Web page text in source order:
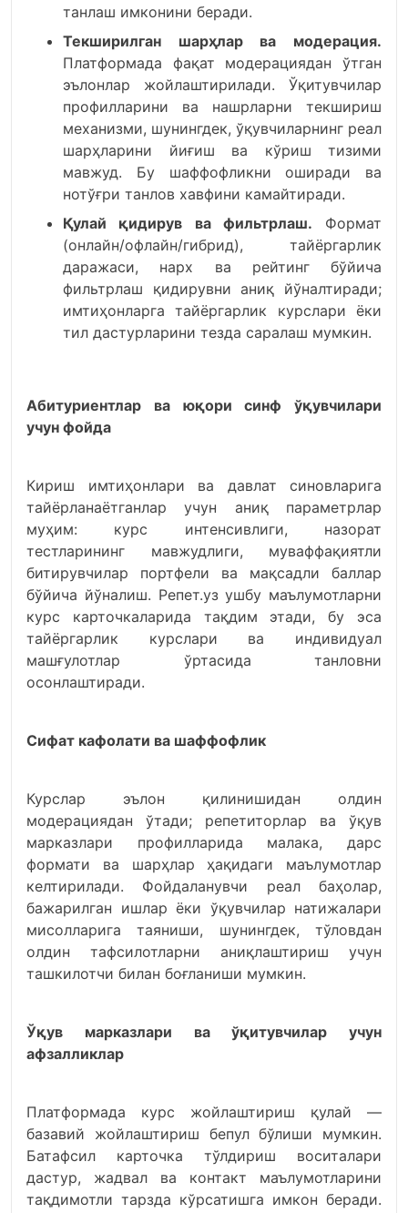
танлаш имконини беради.
Текширилган шарҳлар ва модерация.
Платформада фақат модерациядан ўтган
эълонлар жойлаштирилади. Ўқитувчилар
профилларини ва нашрларни текшириш
механизми, шунингдек, ўқувчиларнинг реал
шарҳларини йиғиш ва кўриш тизими
мавжуд. Бу шаффофликни оширади ва
нотўғри танлов хавфини камайтиради.
Қулай қидирув ва фильтрлаш. Формат
(онлайн/офлайн/гибрид), тайёргарлик
даражаси, нарх ва рейтинг бўйича
фильтрлаш қидирувни аниқ йўналтиради;
имтиҳонларга тайёргарлик курслари ёки
тил дастурларини тезда саралаш мумкин.
Абитуриентлар ва юқори синф ўқувчилари
учун фойда
Кириш имтиҳонлари ва давлат синовларига
тайёрланаётганлар учун аниқ параметрлар
муҳим: курс интенсивлиги, назорат
тестларининг мавжудлиги, муваффақиятли
битирувчилар портфели ва мақсадли баллар
бўйича йўналиш. Репет.уз ушбу маълумотларни
курс карточкаларида тақдим этади, бу эса
тайёргарлик курслари ва индивидуал
машғулотлар ўртасида танловни
осонлаштиради.
Сифат кафолати ва шаффофлик
Курслар эълон қилинишидан олдин
модерациядан ўтади; репетиторлар ва ўқув
марказлари профилларида малака, дарс
формати ва шарҳлар ҳақидаги маълумотлар
келтирилади. Фойдаланувчи реал баҳолар,
бажарилган ишлар ёки ўқувчилар натижалари
мисолларига таяниши, шунингдек, тўловдан
олдин тафсилотларни аниқлаштириш учун
ташкилотчи билан боғланиши мумкин.
Ўқув марказлари ва ўқитувчилар учун
афзалликлар
Платформада курс жойлаштириш қулай —
базавий жойлаштириш бепул бўлиши мумкин.
Батафсил карточка тўлдириш воситалари
дастур, жадвал ва контакт маълумотларини
тақдимотли тарзда кўрсатишга имкон беради.